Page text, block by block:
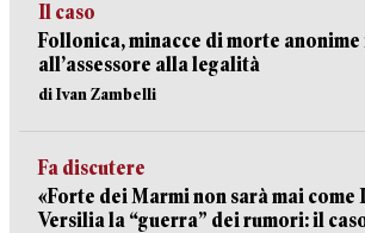
Il caso
Follonica, minacce di morte
all’assessore alla legalità
di Ivan Zambelli
Fa discutere
«Forte dei Marmi non sarà mai come
Versilia la “guerra” dei rumori: il